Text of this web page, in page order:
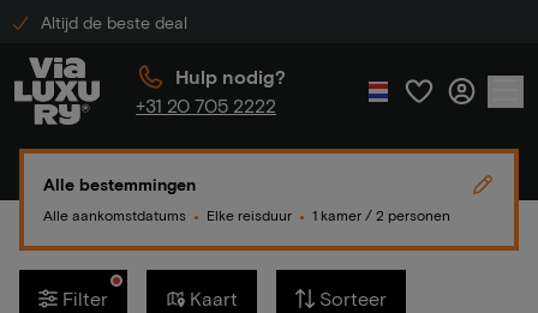
Altijd de beste deal
Hulp nodig?
+31 20 705 2222
Alle bestemmingen
Alle aankomstdatums ● Elke reisduur ● 1 kamer / 2 personen
Filter Kaart Sorteer